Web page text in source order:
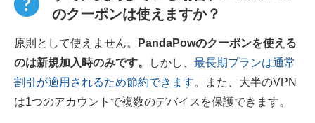
のクーポンは使えますか？
原則として使えません。
PandaPowのクーポンを使える
のは新規加入時のみです。
しかし、 最長期プランは通常
割引が適用されるため節約できます。また、大半のVPN
は1つのアカウントで複数のデバイスを保護できます。